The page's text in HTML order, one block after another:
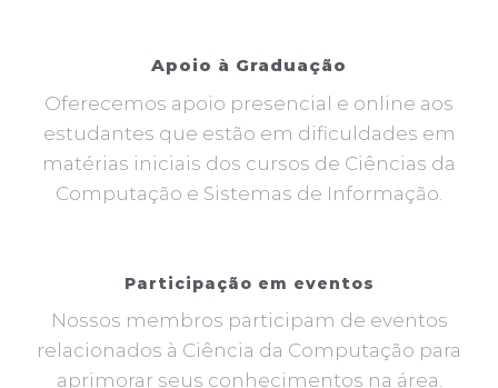
Apoio à Graduação
Oferecemos apoio presencial e online aos
estudantes que estão em dificuldades em
matérias iniciais dos cursos de Ciências da
Computação e Sistemas de Informação.
Participação em eventos
Nossos membros participam de eventos
relacionados à Ciência da Computação para
aprimorar seus conhecimentos na área.